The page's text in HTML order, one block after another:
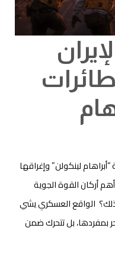
لينكولن” وإغراقها
أركان القوة الجوية
الواقع العسكري يشي
لا تبحر بمفردها، بل تتحرك ضمن